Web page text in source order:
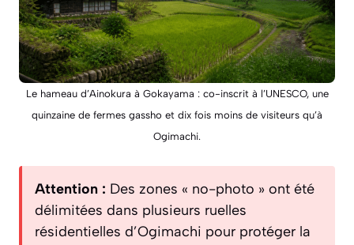
Le hameau d’Ainokura à Gokayama : co-inscrit à l’UNESCO, une
quinzaine de fermes gassho et dix fois moins de visiteurs qu’à
Ogimachi.
Attention : Des zones « no-photo » ont été
délimitées dans plusieurs ruelles
résidentielles d’Ogimachi pour protéger la